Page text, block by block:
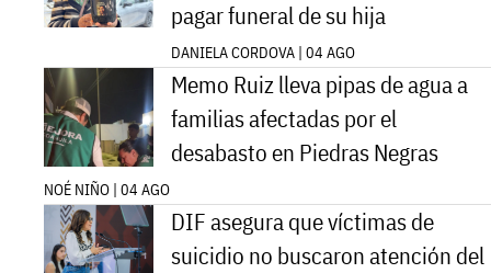
pagar funeral de su hija
DANIELA CORDOVA | 04 AGO
Memo Ruiz lleva pipas de agua a
familias afectadas por el
desabasto en Piedras Negras
NOÉ NIÑO | 04 AGO
DIF asegura que víctimas de
suicidio no buscaron atención del